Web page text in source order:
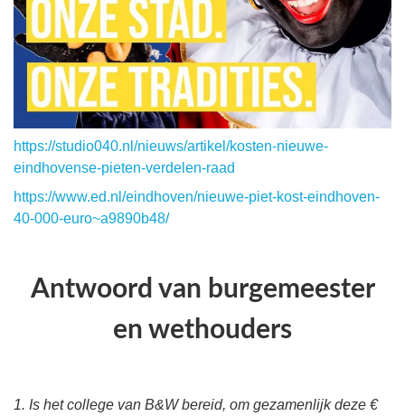
https://studio040.nl/nieuws/artikel/kosten-nieuwe-
eindhovense-pieten-verdelen-raad
https://www.ed.nl/eindhoven/nieuwe-piet-kost-eindhoven-
40-000-euro~a9890b48/
Antwoord van burgemeester
en wethouders
1. Is het college van B&W bereid, om gezamenlijk deze €